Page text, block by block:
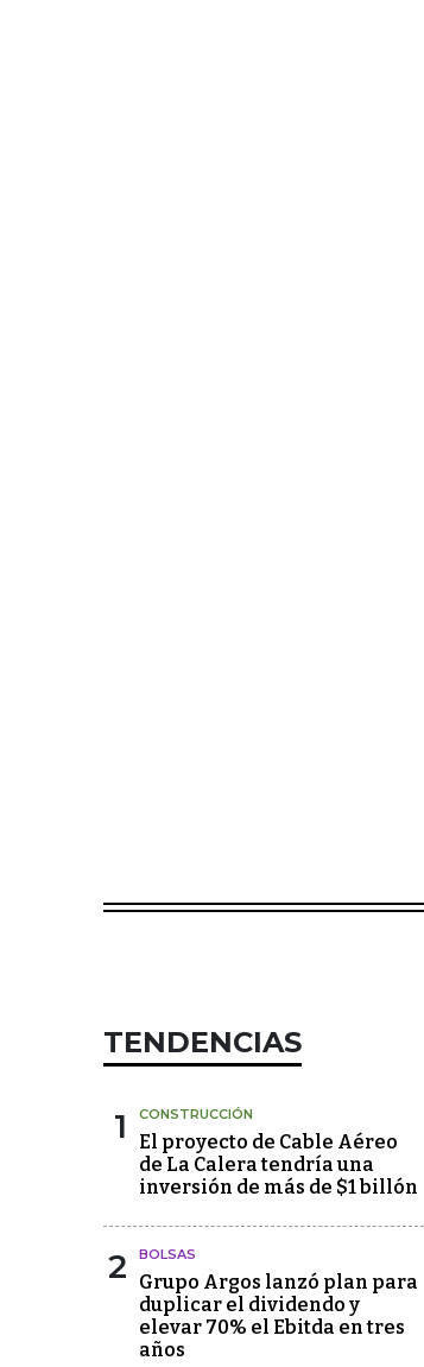
TENDENCIAS
1 CONSTRUCCIÓN
El proyecto de Cable Aéreo
de La Calera tendría una
inversión de más de $1 billón
2 BOLSAS
Grupo Argos lanzó plan para
duplicar el dividendo y
elevar 70% el Ebitda en tres
años